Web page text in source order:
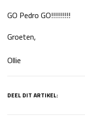
Race
GO Pedro GO!!!!!!!!!!
Groeten,
Ollie
DEEL DIT ARTIKEL: